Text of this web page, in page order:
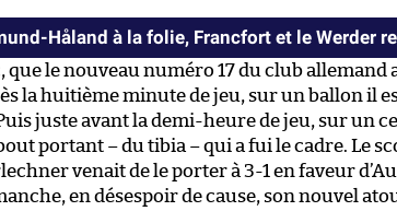
Håland à la folie, Francfort et le Werder
que le nouveau numéro 17 du club allemand
la huitième minute de jeu, sur un ballon il
juste avant la demi-heure de jeu, sur un
portant – du tibia – qui a fui le cadre. Le
venait de le porter à 3-1 en faveur
en désespoir de cause, son nouvel